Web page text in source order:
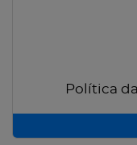
Política